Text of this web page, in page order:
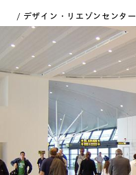
デザイン・リエゾンセンター